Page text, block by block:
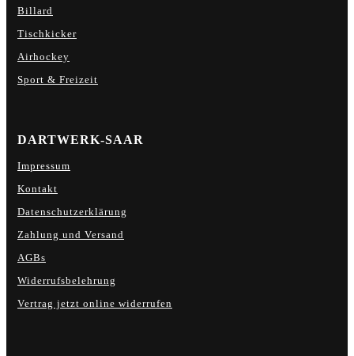
Billard
Tischkicker
Airhockey
Sport & Freizeit
DARTWERK-SAAR
Impressum
Kontakt
Datenschutzerklärung
Zahlung und Versand
AGBs
Widerrufsbelehrung
Vertrag jetzt online widerrufen